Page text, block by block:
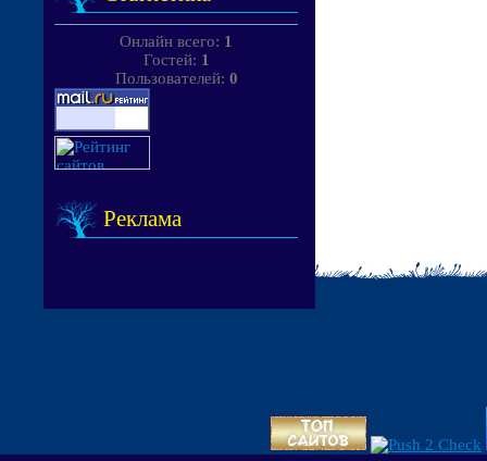
Онлайн всего: 1
Гостей: 1
Пользователей: 0
Реклама